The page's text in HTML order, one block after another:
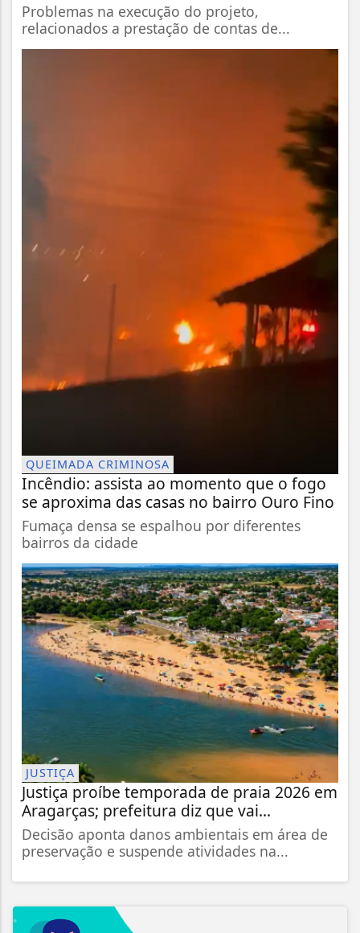
Problemas na execução do projeto,
relacionados a prestação de contas de...
QUEIMADA CRIMINOSA
Incêndio: assista ao momento que o fogo
se aproxima das casas no bairro Ouro Fino
Fumaça densa se espalhou por diferentes
bairros da cidade
JUSTIÇA
Justiça proíbe temporada de praia 2026 em
Aragarças; prefeitura diz que vai...
Decisão aponta danos ambientais em área de
preservação e suspende atividades na...